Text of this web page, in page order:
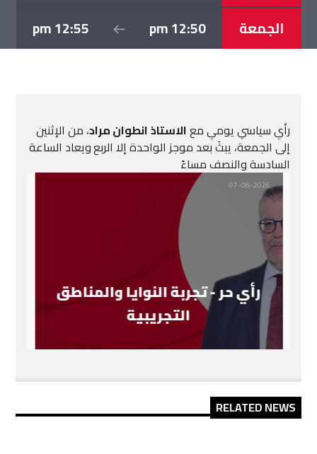
الجمعة
12:50 pm
12:55 pm
رأي سياسي يومي معالاستاذانطوان مراد، من الإثنين
إلى الجمعة، يبثَ بعد موجز الواحدة إلا الربعويعاد الساعة
السادسة والنصف مساءً
رأي حر - تجربة النوايا والمناطق
التجريبية
07-08-2026
RELATED NEWS